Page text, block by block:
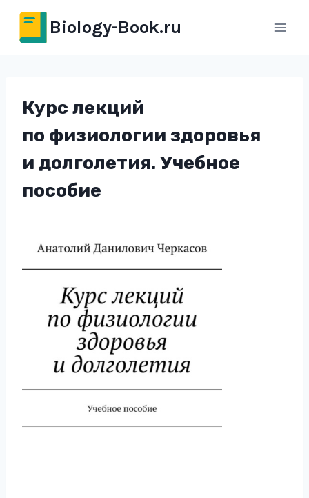
Перейти
содержимому
Biology-Book.ru
Курс лекций
по физиологии здоровья
и долголетия. Учебное
пособие